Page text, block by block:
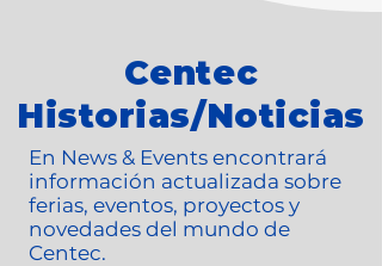
Centec
Historias/Noticias
En News & Events encontrará
información actualizada sobre
ferias, eventos, proyectos y
novedades del mundo de
Centec.